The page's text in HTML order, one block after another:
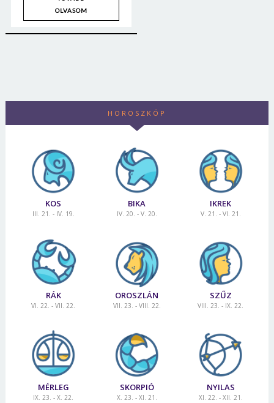
OLVASOM
HOROSZKÓP
KOS
III. 21. - IV. 19.
BIKA
IV. 20. - V. 20.
IKREK
V. 21. - VI. 21.
RÁK
VI. 22. - VII. 22.
OROSZLÁN
VII. 23. - VIII. 22.
SZŰZ
VIII. 23. - IX. 22.
MÉRLEG
IX. 23. - X. 22.
SKORPIÓ
X. 23. - XI. 21.
NYILAS
XI. 22. - XII. 21.